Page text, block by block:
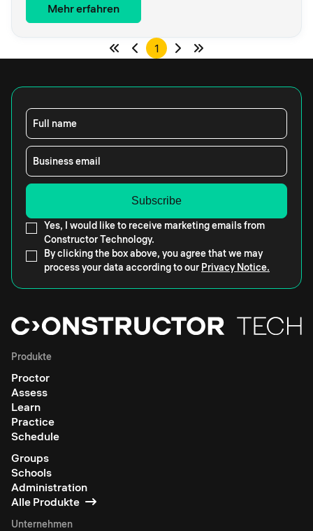
Mehr erfahren
1
Full name
Business email
Yes, I would like to receive marketing emails from
Constructor Technology.
By clicking the box above, you agree that we may
process your data according to our Privacy Notice.
Produkte
Proctor
Assess
Learn
Practice
Schedule
Groups
Schools
Administration
Alle Produkte
Unternehmen